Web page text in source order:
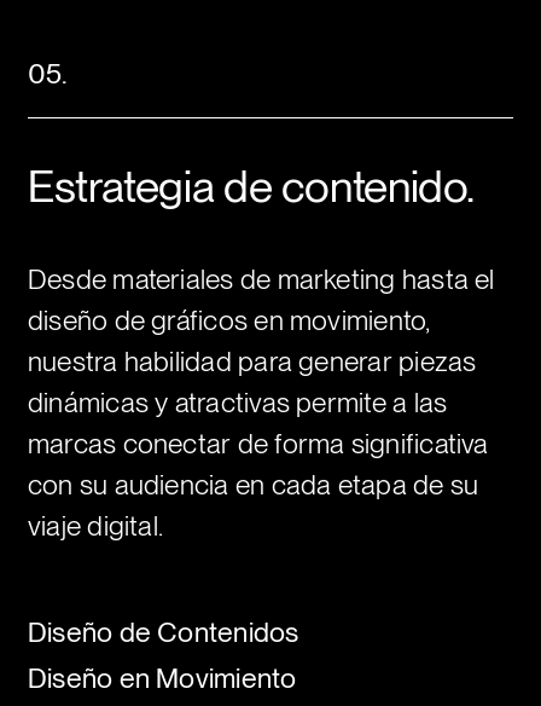
05.
Estrategia de contenido.
Desde materiales de marketing hasta el
diseño de gráficos en movimiento,
nuestra habilidad para generar piezas
dinámicas y atractivas permite a las
marcas conectar de forma significativa
con su audiencia en cada etapa de su
viaje digital.
Diseño de Contenidos
Diseño en Movimiento